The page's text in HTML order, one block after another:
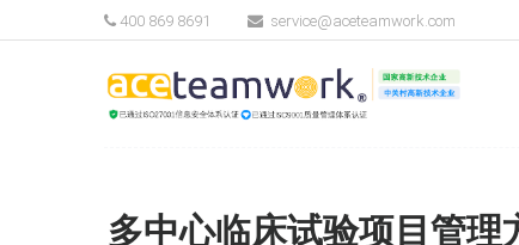
400 869 8691 service@aceteamwork.com
多中心临床试验项目管理